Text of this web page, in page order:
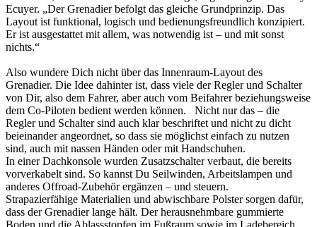
Ecuyer. „Der Grenadier befolgt das gleiche Grundprinzip. Das
Layout ist funktional, logisch und bedienungsfreundlich konzipiert.
Er ist ausgestattet mit allem, was notwendig ist – und mit sonst
nichts.“
Also wundere Dich nicht über das Innenraum-Layout des
Grenadier. Die Idee dahinter ist, dass viele der Regler und Schalter
von Dir, also dem Fahrer, aber auch vom Beifahrer beziehungsweise
dem Co-Piloten bedient werden können. Nicht nur das – die
Regler und Schalter sind auch klar beschriftet und nicht zu dicht
beieinander angeordnet, so dass sie möglichst einfach zu nutzen
sind, auch mit nassen Händen oder mit Handschuhen.
In einer Dachkonsole wurden Zusatzschalter verbaut, die bereits
vorverkabelt sind. So kannst Du Seilwinden, Arbeitslampen und
anderes Offroad-Zubehör ergänzen – und steuern.
Strapazierfähige Materialien und abwischbare Polster sorgen dafür,
dass der Grenadier lange hält. Der herausnehmbare gummierte
Boden und die Ablassstopfen im Fußraum sowie im Ladebereich